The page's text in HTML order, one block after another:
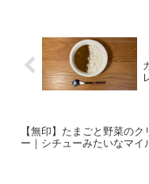
【無印】たまごと野菜のク
ー｜シチューみたいなマイ